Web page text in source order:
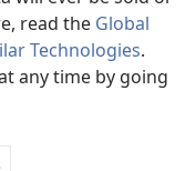
read the Global
Technologies.
any time by going
Society of Pennsylvania.